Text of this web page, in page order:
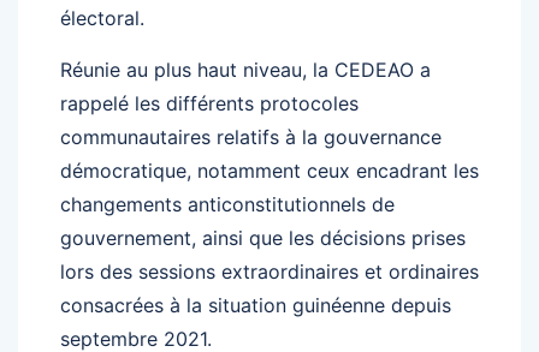
électoral.
Réunie au plus haut niveau, la CEDEAO a
rappelé les différents protocoles
communautaires relatifs à la gouvernance
démocratique, notamment ceux encadrant les
changements anticonstitutionnels de
gouvernement, ainsi que les décisions prises
lors des sessions extraordinaires et ordinaires
consacrées à la situation guinéenne depuis
septembre 2021.